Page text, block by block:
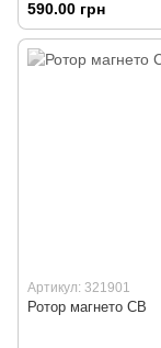
590.00 грн
Артикул: 321901
Ротор магнето CB